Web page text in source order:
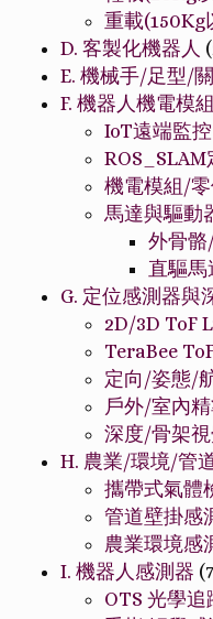
重載(150Kg
D. 客製化機器人
E. 機械手/足型/
F. 機器人機電模組
IoT遠端監控
ROS_SLAM
機電模組/
馬達與驅動
外骨
直驅馬
G. 定位感測器與
2D/3D ToF
TeraBee
定向/姿態/
戶外/室內
深度/骨架
H. 農業/環境/管
攜帶式氣體
管道壁掛感
農業環境感
I. 機器人感測器
OTS 光學追